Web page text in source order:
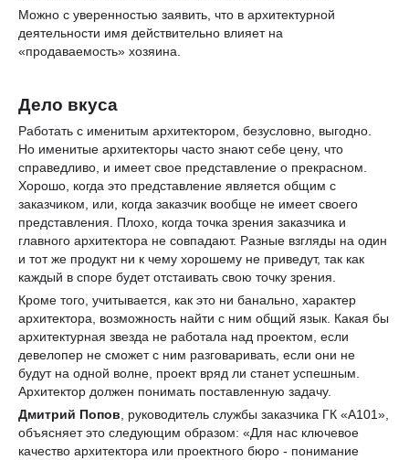
Можно с уверенностью заявить, что в архитектурной
деятельности имя действительно влияет на
«продаваемость» хозяина.
Дело вкуса
Работать с именитым архитектором, безусловно, выгодно.
Но именитые архитекторы часто знают себе цену, что
справедливо, и имеет свое представление о прекрасном.
Хорошо, когда это представление является общим с
заказчиком, или, когда заказчик вообще не имеет своего
представления. Плохо, когда точка зрения заказчика и
главного архитектора не совпадают. Разные взгляды на один
и тот же продукт ни к чему хорошему не приведут, так как
каждый в споре будет отстаивать свою точку зрения.
Кроме того, учитывается, как это ни банально, характер
архитектора, возможность найти с ним общий язык. Какая бы
архитектурная звезда не работала над проектом, если
девелопер не сможет с ним разговаривать, если они не
будут на одной волне, проект вряд ли станет успешным.
Архитектор должен понимать поставленную задачу.
Дмитрий Попов , руководитель службы заказчика ГК «А101»,
объясняет это следующим образом: «Для нас ключевое
качество архитектора или проектного бюро - понимание